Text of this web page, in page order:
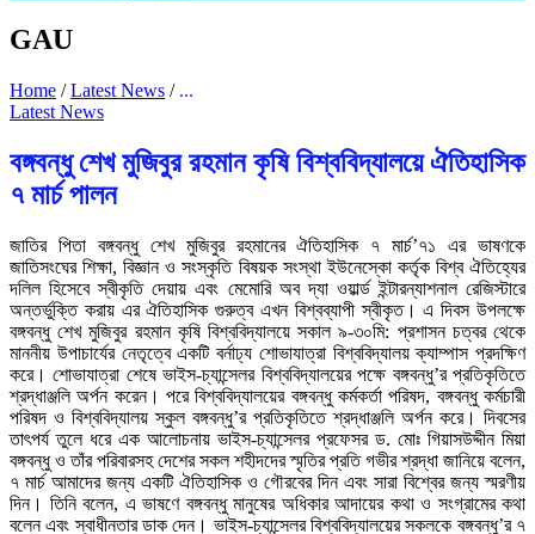
GAU
Home /Latest News / ...
Latest News
বঙ্গবন্ধু শেখ মুজিবুর রহমান কৃষি বিশ্ববিদ্যালয়ে ঐতিহাসিক
৭ মার্চ পালন
জাতির পিতা বঙ্গবন্ধু শেখ মুজিবুর রহমানের ঐতিহাসিক ৭ মার্চ’৭১ এর ভাষণকে
জাতিসংঘের শিক্ষা, বিজ্ঞান ও সংস্কৃতি বিষয়ক সংস্থা ইউনেস্কো কর্তৃক বিশ্ব ঐতিহ্যের
দলিল হিসেবে স্বীকৃতি দেয়ায় এবং মেমোরি অব দ্যা ওয়ার্ল্ড ইন্টারন্যাশনাল রেজিস্টারে
অন্তর্ভুক্তি করায় এর ঐতিহাসিক গুরুত্ব এখন বিশ্বব্যাপী স্বীকৃত। এ দিবস উপলক্ষে
বঙ্গবন্ধু শেখ মুজিবুর রহমান কৃষি বিশ্ববিদ্যালয়ে সকাল ৯-৩০মি: প্রশাসন চত্বর থেকে
মাননীয় উপাচার্যের নেতৃত্বে একটি বর্নাঢ্য শোভাযাত্রা বিশ্ববিদ্যালয় ক্যাম্পাস প্রদক্ষিণ
করে। শোভাযাত্রা শেষে ভাইস-চ্যান্সেলর বিশ্ববিদ্যালয়ের পক্ষে বঙ্গবন্ধু’র প্রতিকৃতিতে
শ্রদ্ধাঞ্জলি অর্পন করেন। পরে বিশ্ববিদ্যালয়ের বঙ্গবন্ধু কর্মকর্তা পরিষদ, বঙ্গবন্ধু কর্মচারী
পরিষদ ও বিশ্ববিদ্যালয় স্কুল বঙ্গবন্ধু’র প্রতিকৃতিতে শ্রদ্ধাঞ্জলি অর্পন করে। দিবসের
তাৎপর্য তুলে ধরে এক আলোচনায় ভাইস-চ্যান্সেলর প্রফেসর ড. মোঃ গিয়াসউদ্দীন মিয়া
বঙ্গবন্ধু ও তাঁর পরিবারসহ দেশের সকল শহীদদের স্মৃতির প্রতি গভীর শ্রদ্ধা জানিয়ে বলেন,
৭ মার্চ আমাদের জন্য একটি ঐতিহাসিক ও গৌরবের দিন এবং সারা বিশ্বের জন্য স্মরণীয়
দিন। তিনি বলেন, এ ভাষণে বঙ্গবন্ধু মানুষের অধিকার আদায়ের কথা ও সংগ্রামের কথা
বলেন এবং স্বাধীনতার ডাক দেন। ভাইস-চ্যান্সেলর বিশ্ববিদ্যালয়ের সকলকে বঙ্গবন্ধু’র ৭